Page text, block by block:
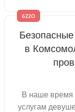
6220
в
В наше время
услугам